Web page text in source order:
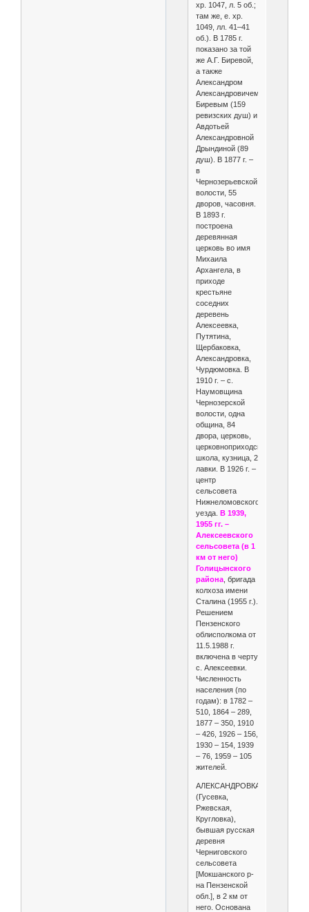
хр. 1047, л. 5 об.;
там же, е. хр.
1049, лл. 41–41
об.). В 1785 г.
показано за той
же А.Г. Биревой,
а также
Александром
Александровичем
Биревым (159
ревизских душ) и
Авдотьей
Александровной
Дрындиной (89
душ). В 1877 г. –
в
Чернозерьевской
волости, 55
дворов, часовня.
В 1893 г.
построена
деревянная
церковь во имя
Михаила
Архангела, в
приходе
крестьяне
соседних
деревень
Алексеевка,
Путятина,
Щербаковка,
Александровка,
Чурдюмовка. В
1910 г. – с.
Наумовщина
Чернозерской
волости, одна
община, 84
двора, церковь,
церковноприходская
школа, кузница, 2
лавки. В 1926 г. –
центр
сельсовета
Нижнеломовского
уезда. В 1939,
1955 гг. –
Алексеевского
сельсовета (в 1
км от него)
Голицынского
района, бригада
колхоза имени
Сталина (1955 г.).
Решением
Пензенского
облисполкома от
11.5.1988 г.
включена в черту
с. Алексеевки.
Численность
населения (по
годам): в 1782 –
510, 1864 – 289,
1877 – 350, 1910
– 426, 1926 – 156,
1930 – 154, 1939
– 76, 1959 – 105
жителей.
АЛЕКСАНДРОВКА
(Гусевка,
Ржевская,
Кругловка),
бывшая русская
деревня
Черниговского
сельсовета
[Мокшанского р-
на Пензенской
обл.], в 2 км от
него. Основана